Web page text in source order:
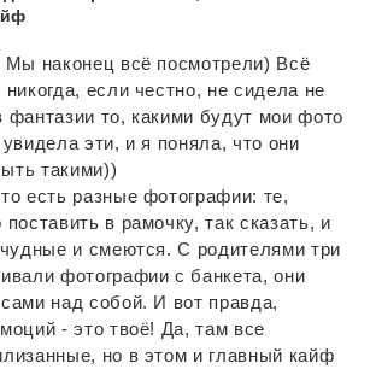
наконец всё посмотрели) Всё
если честно, не сидела не
фантазии то, какими будут мои фото
эти, и я поняла, что они
такими))
есть разные фотографии: те,
в рамочку, так сказать, и
и смеются. С родителями три
фотографии с банкета, они
над собой. И вот правда,
- это твоё! Да, там все
но в этом и главный кайф